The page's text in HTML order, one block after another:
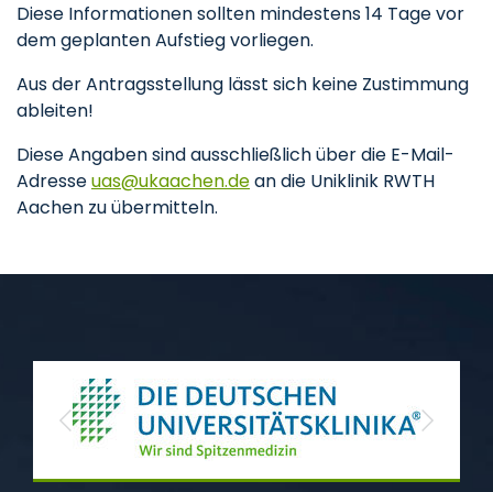
Diese Informationen sollten mindestens 14 Tage vor
dem geplanten Aufstieg vorliegen.
Aus der Antragsstellung lässt sich keine Zustimmung
ableiten!
Diese Angaben sind ausschließlich über die E-Mail-
Adresseuas ukaachendean die Uniklinik RWTH
Aachen zu übermitteln.
Previous Next